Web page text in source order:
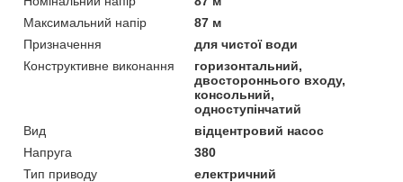
Максимальний напір
87 м
Призначення
для чистої води
Конструктивне виконання
горизонтальний,
двостороннього входу,
консольний,
одноступінчатий
Вид
відцентровий насос
Напруга
380
Тип приводу
електричний